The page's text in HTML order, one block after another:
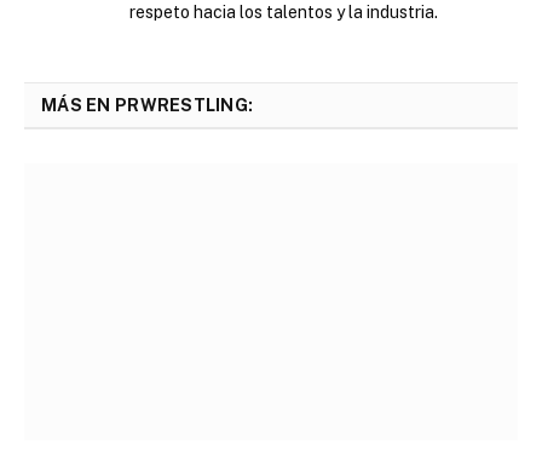
respeto hacia los talentos y la industria.
MÁS EN PRWRESTLING: